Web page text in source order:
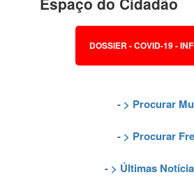
DOSSIER - COVID-19 -
- > Procurar
- > Procurar
- > Últimas